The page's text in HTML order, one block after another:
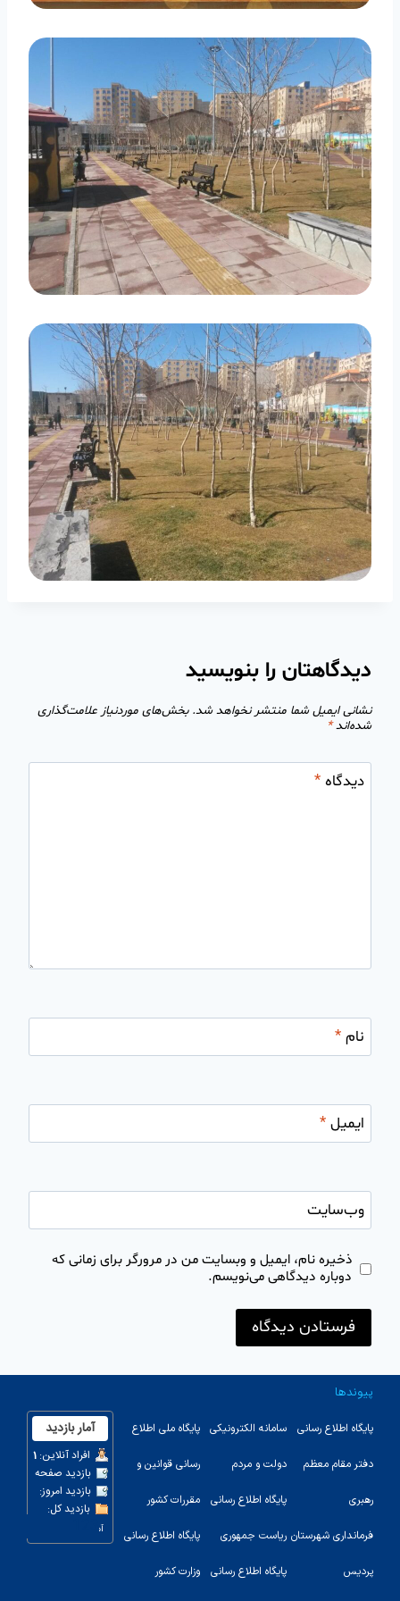
دیدگاهتان را بنویسید
نشانی ایمیل شما منتشر نخواهد شد. بخش‌های موردنیاز علامت‌گذاری
شده‌اند*
دیدگاه*
نام*
ایمیل*
وب‌سایت
ذخیره نام، ایمیل و وبسایت من در مرورگر برای زمانی که
دوباره دیدگاهی می‌نویسم.
پیوندها
پایگاه اطلاع رسانی
دفتر مقام معظم
رهبری
فرمانداری شهرستان
پردیس
سامانه الکترونیکی
دولت و مردم
پایگاه اطلاع رسانی
ریاست جمهوری
پایگاه اطلاع رسانی
پایگاه ملی اطلاع
رسانی قوانین و
مقررات کشور
پایگاه اطلاع رسانی
وزارت کشور